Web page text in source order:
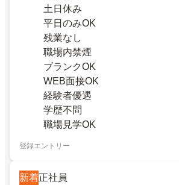
土日休み
平日のみOK
残業なし
職場内禁煙
ブランクOK
WEB面接OK
経験者優遇
学歴不問
職場見学OK
登録エントリー
新着正社員